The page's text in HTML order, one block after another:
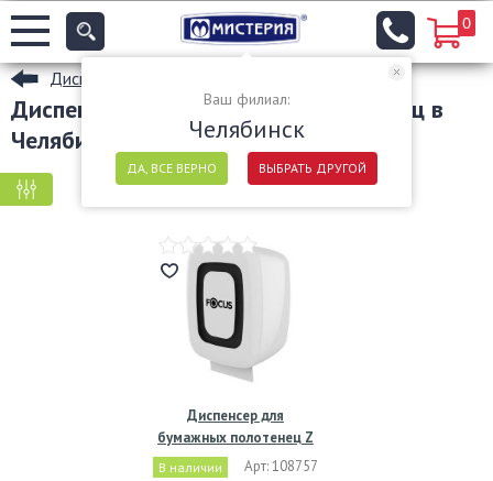
Ваш филиал:
Челябинск
ДА, ВСЕ ВЕРНО ВЫБРАТЬ ДРУГОЙ
0
Диспенсеры
Диспенсеры для бумажных полотенец в
Челябинске
Диспенсер для
бумажных полотенец Z
и V…
В наличии Арт: 108757